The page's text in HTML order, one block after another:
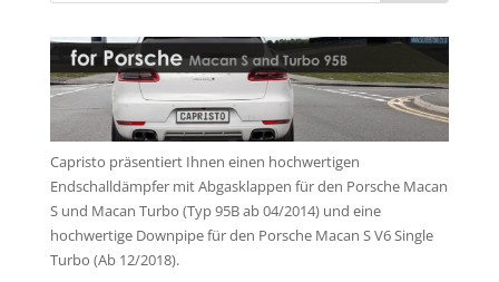
Capristo präsentiert Ihnen einen hochwertigen
Endschalldämpfer mit Abgasklappen für den Porsche Macan
S und Macan Turbo (Typ 95B ab 04/2014) und eine
hochwertige Downpipe für den Porsche Macan S V6 Single
Turbo (Ab 12/2018).